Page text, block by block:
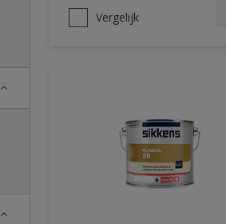
Vergelijk